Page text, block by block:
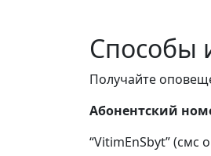
Способы
Получайте
Абонентский
“VitimEnSbyt” (смс